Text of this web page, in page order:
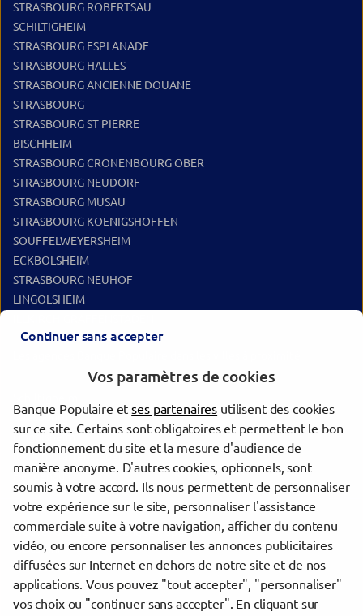
STRASBOURG ROBERTSAU
SCHILTIGHEIM
STRASBOURG ESPLANADE
STRASBOURG HALLES
STRASBOURG ANCIENNE DOUANE
STRASBOURG
STRASBOURG ST PIERRE
BISCHHEIM
STRASBOURG CRONENBOURG OBER
STRASBOURG NEUDORF
STRASBOURG MUSAU
STRASBOURG KOENIGSHOFFEN
SOUFFELWEYERSHEIM
ECKBOLSHEIM
STRASBOURG NEUHOF
LINGOLSHEIM
Strasbourg
Lingolsheim
Illkirch-Graffenstaden
Haguenau
Trouver une agence Banque Populaire
Bas-Rhin
Strasbourg
STRASBOURG EUROPE
Continuer sans accepter
Vos paramètres de cookies
Banque Populaire etses partenaires utilisent des cookies
sur ce site. Certains sont obligatoires et permettent le bon
fonctionnement du site et la mesure d'audience de
manière anonyme. D'autres cookies, optionnels, sont
soumis à votre accord. Ils nous permettent de personnaliser
votre expérience sur le site, personnaliser l'assistance
commerciale suite à votre navigation, afficher du contenu
vidéo, ou encore personnaliser les annonces publicitaires
diffusées sur Internet en dehors de notre site et de nos
applications. Vous pouvez "tout accepter", "personnaliser"
vos choix ou "continuer sans accepter". En cliquant sur